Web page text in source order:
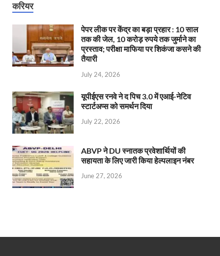
करियर
पेपर लीक पर केंद्र का बड़ा प्रहार : 10 साल
तक की जेल, 10 करोड़ रुपये तक जुर्माने का
प्रस्ताव; परीक्षा माफिया पर शिकंजा कसने की
तैयारी
July 24, 2026
यूपीईएस रनवे ने द पिच 3.0 में एआई-नेटिव
स्टार्टअप्स को समर्थन दिया
July 22, 2026
ABVP ने DU स्नातक प्रवेशार्थियों की
सहायता के लिए जारी किया हेल्पलाइन नंबर
June 27, 2026